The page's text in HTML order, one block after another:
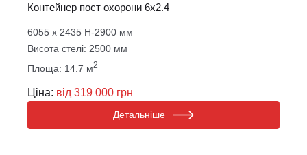
Контейнер пост охорони 6х2.4
6055 х 2435 Н-2900 мм
Висота стелі: 2500 мм
Площа: 14.7 м2
Ціна: від 319 000 грн
Детальніше